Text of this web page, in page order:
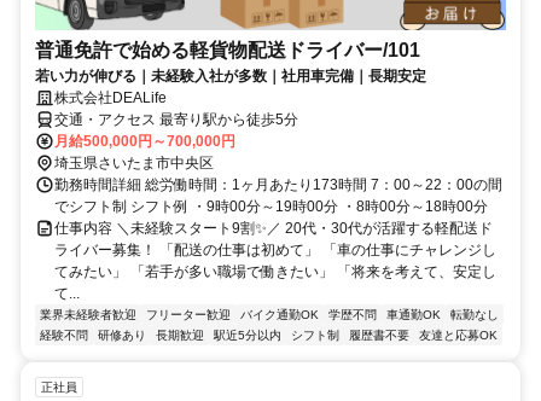
普通免許で始める軽貨物配送ドライバー/101
若い力が伸びる｜未経験入社が多数｜社用車完備｜長期安定
株式会社DEALife
交通・アクセス 最寄り駅から徒歩5分
月給500,000円～700,000円
埼玉県さいたま市中央区
勤務時間詳細 総労働時間：1ヶ月あたり173時間 7：00～22：00の間
でシフト制 シフト例 ・9時00分～19時00分 ・8時00分～18時00分
仕事内容 ＼未経験スタート9割✨／ 20代・30代が活躍する軽配送ド
ライバー募集！ 「配送の仕事は初めて」 「車の仕事にチャレンジし
てみたい」 「若手が多い職場で働きたい」 「将来を考えて、安定し
て...
業界未経験者歓迎 フリーター歓迎 バイク通勤OK 学歴不問 車通勤OK
転勤なし
経験不問
研修あり 長期歓迎 駅近5分以内 シフト制 履歴書不要 友達と応募OK
正社員